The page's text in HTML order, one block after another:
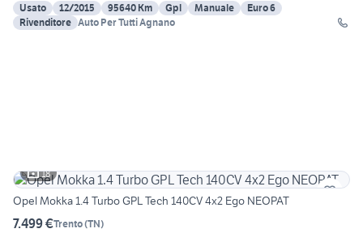
Usato
12/2015 95640 Km Gpl Manuale
Euro 6
Rivenditore Auto Per Tutti Agnano
18
Opel Mokka 1.4 Turbo GPL Tech 140CV 4x2 Ego NEOPAT
7.499 €Trento(TN)